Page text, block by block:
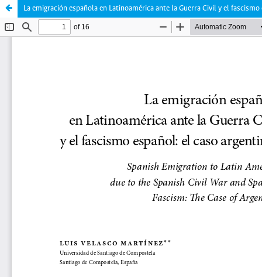
La emigración española en Latinoamérica ante la Guerra Civil y el